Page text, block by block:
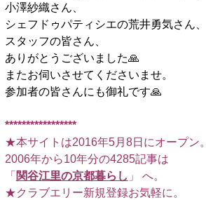
小澤紗織さん、
シェフドゥパティシエの荒井勇気さん、
スタッフの皆さん、
ありがとうございました🙏
またお伺いさせてくださいませ。
参加者の皆さんにも御礼です🙏
*****************
★本サイトは2016年5月8日にオープン。
2006年から10年分の4285記事は
「 関谷江里の京都暮らし 」 へ。
★クラブエリー新規登録お気軽に。